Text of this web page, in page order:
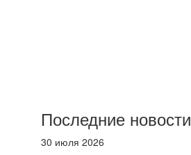
Последние новости
30 июля 2026